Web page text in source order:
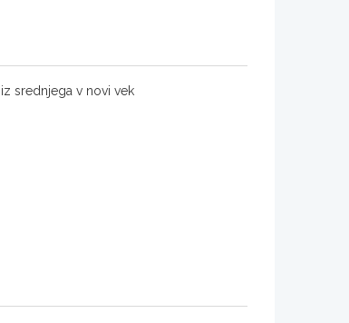
srednjega v novi vek